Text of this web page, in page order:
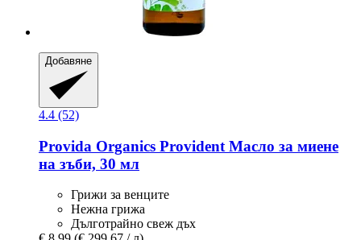
Добавяне
4.4 (52)
Provida Organics Provident Масло за миене
на зъби, 30 мл
Грижи за венците
Нежна грижа
Дълготрайно свеж дъх